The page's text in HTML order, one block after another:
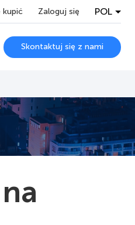
kupić Zaloguj się POL
Skontaktuj się z nami